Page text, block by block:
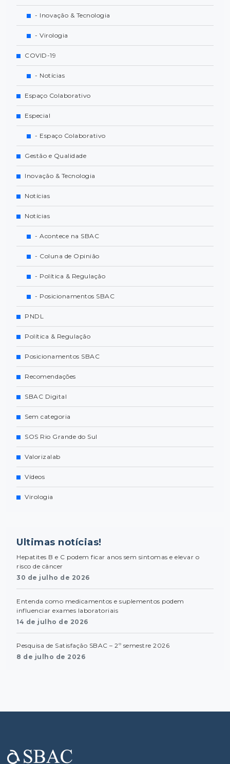
- Inovação & Tecnologia
- Virologia
COVID-19
- Notícias
Espaço Colaborativo
Especial
- Espaço Colaborativo
Gestão e Qualidade
Inovação & Tecnologia
Notícias
Notícias
- Acontece na SBAC
- Coluna de Opinião
- Política & Regulação
- Posicionamentos SBAC
PNDL
Política & Regulação
Posicionamentos SBAC
Recomendações
SBAC Digital
Sem categoria
SOS Rio Grande do Sul
Valorizalab
Vídeos
Virologia
Ultimas notícias!
Hepatites B e C podem ficar anos sem sintomas e elevar o
risco de câncer
30 de julho de 2026
Entenda como medicamentos e suplementos podem
influenciar exames laboratoriais
14 de julho de 2026
Pesquisa de Satisfação SBAC – 2º semestre 2026
8 de julho de 2026